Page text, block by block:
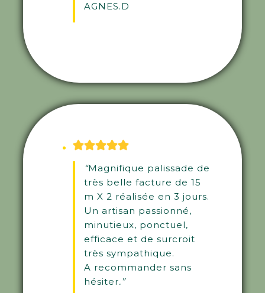
AGNES.D
“Magnifique palissade de
très belle facture de 15
m X 2 réalisée en 3 jours.
Un artisan passionné,
minutieux, ponctuel,
efficace et de surcroit
très sympathique.
A recommander sans
hésiter.”